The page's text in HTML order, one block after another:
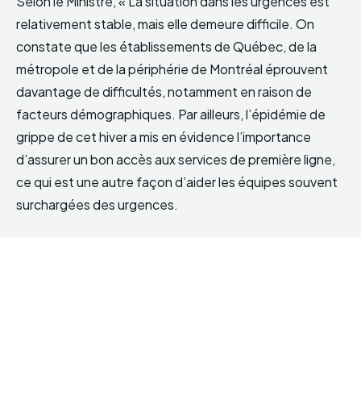
relativement stable, mais elle demeure difficile. On
constate que les établissements de Québec, de la
métropole et de la périphérie de Montréal éprouvent
davantage de difficultés, notamment en raison de
facteurs démographiques. Par ailleurs, l’épidémie de
grippe de cet hiver a mis en évidence l’importance
d’assurer un bon accès aux services de première ligne,
ce qui est une autre façon d’aider les équipes souvent
surchargées des urgences.